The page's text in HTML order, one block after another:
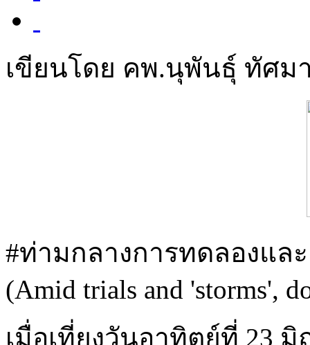
เขียนโดย คพ.นุพันธุ์ ทัศม
#ท่ามกลางการทดลองแล
(Amid trials and 'storms',
เมื่อเที่ยงวันอาทิตย์ที่ 23